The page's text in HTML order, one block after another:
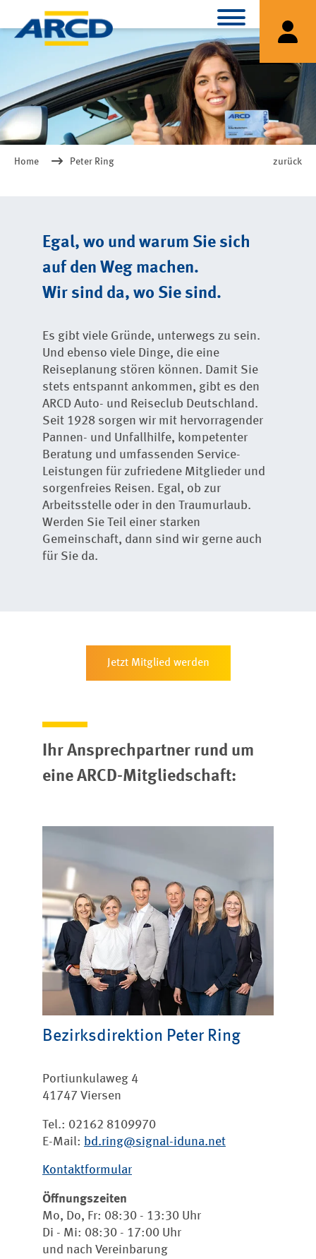
Home Peter Ring zurück
Egal, wo und warum Sie sich
auf den Weg machen.
Wir sind da, wo Sie sind.
Es gibt viele Gründe, unterwegs zu sein.
Und ebenso viele Dinge, die eine
Reiseplanung stören können. Damit Sie
stets entspannt ankommen, gibt es den
ARCD Auto- und Reiseclub Deutschland.
Seit 1928 sorgen wir mit hervorragender
Pannen- und Unfallhilfe, kompetenter
Beratung und umfassenden Service-
Leistungen für zufriedene Mitglieder und
sorgenfreies Reisen. Egal, ob zur
Arbeitsstelle oder in den Traumurlaub.
Werden Sie Teil einer starken
Gemeinschaft, dann sind wir gerne auch
für Sie da.
Jetzt Mitglied werden
Ihr Ansprechpartner rund um
eine ARCD-Mitgliedschaft:
Bezirksdirektion Peter Ring
Portiunkulaweg 4
41747 Viersen
Tel.: 02162 8109970
E-Mail: bd.ring@signal-iduna.net
Kontaktformular
Öffnungszeiten
Mo, Do, Fr: 08:30 - 13:30 Uhr
Di - Mi: 08:30 - 17:00 Uhr
und nach Vereinbarung